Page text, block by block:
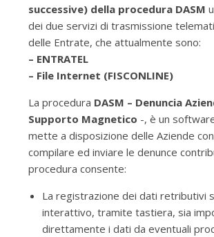
successive) della procedura DASM
dei due servizi di trasmissione
delle Entrate, che attualmente sono:
– ENTRATEL
– File Internet (FISCONLINE)
La procedura DASM – Denuncia
Supporto Magnetico -, è un
mette a disposizione delle Aziende
compilare ed inviare le denunce
procedura consente:
La registrazione dei dati retributivi
interattivo, tramite tastiera, sia
direttamente i dati da eventuali